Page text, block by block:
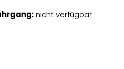
nicht verfügbar